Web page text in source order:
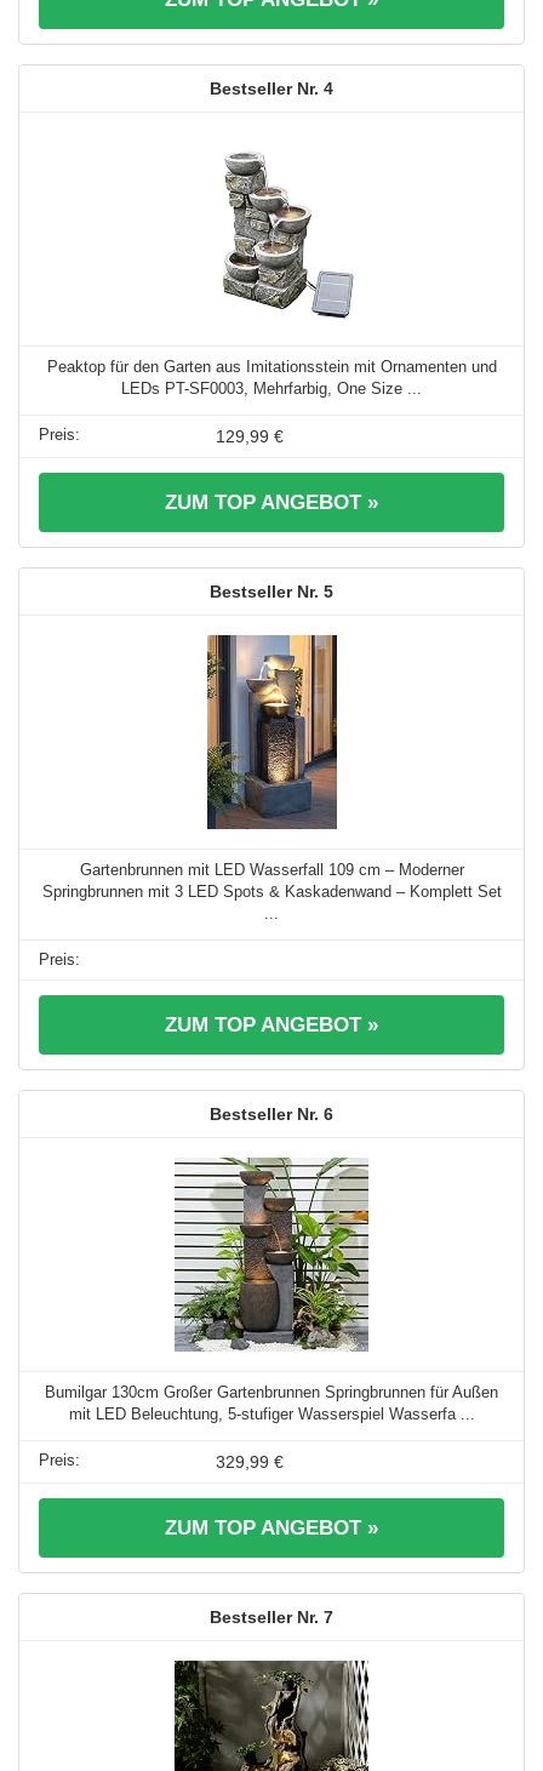
4
Peaktop für den Garten aus Imitationsstein mit Ornamenten und
LEDs PT-SF0003, Mehrfarbig, One Size ...
129,99 €
ZUM TOP ANGEBOT »
5
Gartenbrunnen mit LED Wasserfall 109 cm – Moderner
Springbrunnen mit 3 LED Spots & Kaskadenwand – Komplett Set
ZUM TOP ANGEBOT »
6
Bumilgar 130cm Großer Gartenbrunnen Springbrunnen für Außen
mit LED Beleuchtung, 5-stufiger Wasserspiel Wasserfa ...
329,99 €
ZUM TOP ANGEBOT »
7